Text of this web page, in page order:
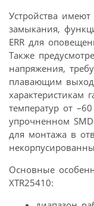
Устройства
замыкания,
ERR для
Также
напряжения,
плавающим
характеристикам
температур от
упрочненном
для монтажа в
Основные
XTR25410: